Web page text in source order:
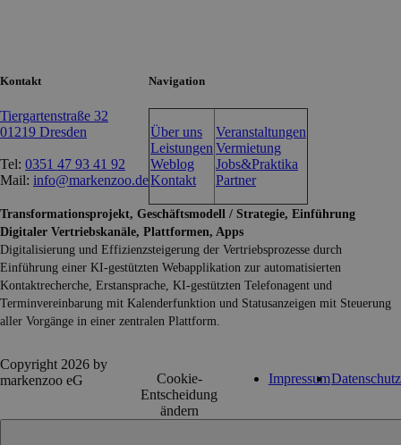
Kontakt
Tiergartenstraße 32
01219 Dresden
Tel: 0351 47 93 41 92
Mail: info@markenzoo.de
Navigation
Über uns
Leistungen
Weblog
Kontakt
Veranstaltungen
Vermietung
Jobs&Praktika
Partner
Transformationsprojekt, Geschäftsmodell / Strategie, Einführung
Digitaler Vertriebskanäle, Plattformen, Apps
Digitalisierung und Effizienzsteigerung der Vertriebsprozesse durch
Einführung einer KI-gestützten Webapplikation zur automatisierten
Kontaktrecherche, Erstansprache, KI-gestützten Telefonagent und
Terminvereinbarung mit Kalenderfunktion und Statusanzeigen mit Steuerung
aller Vorgänge in einer zentralen Plattform.
Copyright 2026 by
markenzoo eG
Cookie-
Entscheidung
ändern
ImpressumDatenschutz